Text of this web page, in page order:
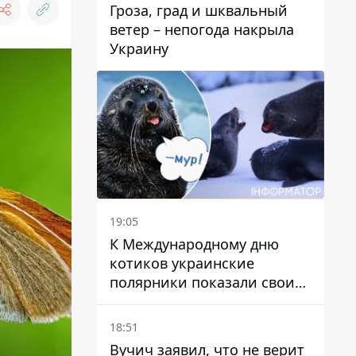
Гроза, град и шквальный
ветер – непогода накрыла
Украину
19:05
К Международному дню
котиков украинские
полярники показали своих
полярников в Антарктиде
18:51
Вучич заявил, что не верит